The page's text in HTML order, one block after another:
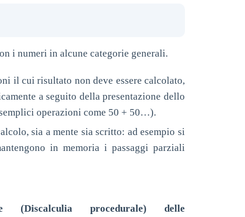
i numeri in alcune categorie generali.
il cui risultato non deve essere calcolato,
a seguito della presentazione dello
operazioni come 50 + 50…).
sia a mente sia scritto: ad esempio si
in memoria i passaggi parziali
(Discalculia procedurale) delle